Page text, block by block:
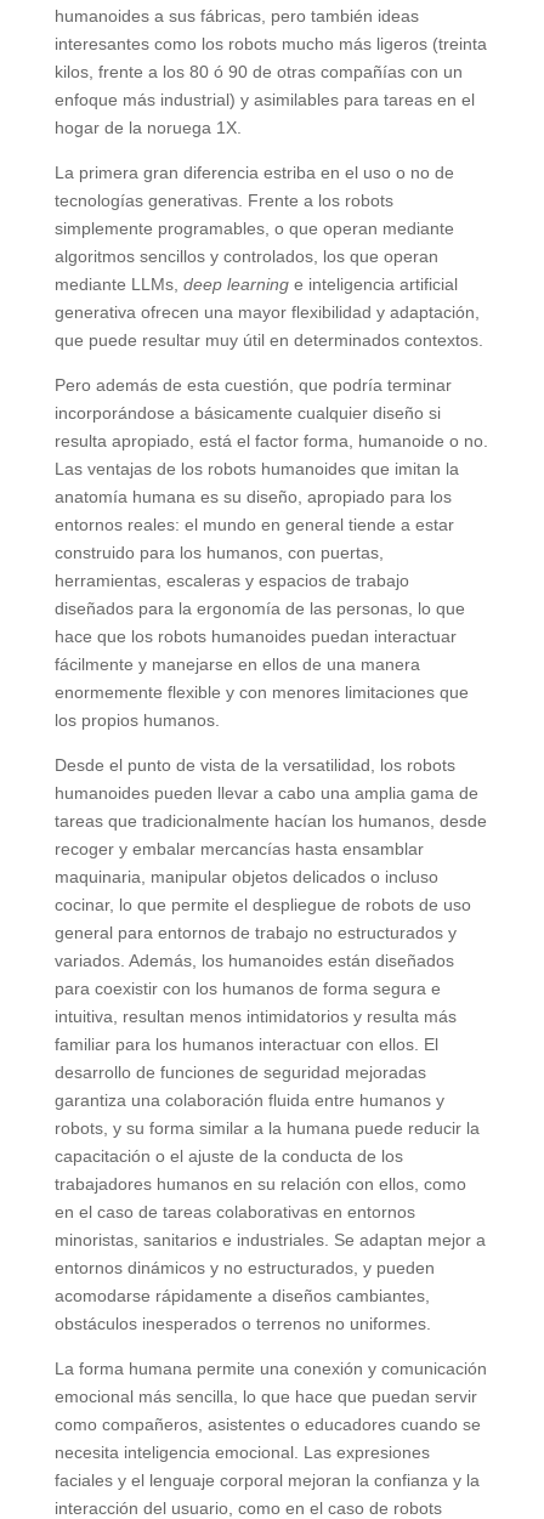
humanoides a sus fábricas, pero también ideas
interesantes como los robots mucho más ligeros (treinta
kilos, frente a los 80 ó 90 de otras compañías con un
enfoque más industrial) y asimilables para tareas en el
hogar de la noruega 1X.
La primera gran diferencia estriba en el uso o no de
tecnologías generativas. Frente a los robots
simplemente programables, o que operan mediante
algoritmos sencillos y controlados, los que operan
mediante LLMs, deep learninge inteligencia artificial
generativa ofrecen una mayor flexibilidad y adaptación,
que puede resultar muy útil en determinados contextos.
Pero además de esta cuestión, que podría terminar
incorporándose a básicamente cualquier diseño si
resulta apropiado, está el factor forma, humanoide o no.
Las ventajas de los robots humanoides que imitan la
anatomía humana es su diseño, apropiado para los
entornos reales: el mundo en general tiende a estar
construido para los humanos, con puertas,
herramientas, escaleras y espacios de trabajo
diseñados para la ergonomía de las personas, lo que
hace que los robots humanoides puedan interactuar
fácilmente y manejarse en ellos de una manera
enormemente flexible y con menores limitaciones que
los propios humanos.
Desde el punto de vista de la versatilidad, los robots
humanoides pueden llevar a cabo una amplia gama de
tareas que tradicionalmente hacían los humanos, desde
recoger y embalar mercancías hasta ensamblar
maquinaria, manipular objetos delicados o incluso
cocinar, lo que permite el despliegue de robots de uso
general para entornos de trabajo no estructurados y
variados. Además, los humanoides están diseñados
para coexistir con los humanos de forma segura e
intuitiva, resultan menos intimidatorios y resulta más
familiar para los humanos interactuar con ellos. El
desarrollo de funciones de seguridad mejoradas
garantiza una colaboración fluida entre humanos y
robots, y su forma similar a la humana puede reducir la
capacitación o el ajuste de la conducta de los
trabajadores humanos en su relación con ellos, como
en el caso de tareas colaborativas en entornos
minoristas, sanitarios e industriales. Se adaptan mejor a
entornos dinámicos y no estructurados, y pueden
acomodarse rápidamente a diseños cambiantes,
obstáculos inesperados o terrenos no uniformes.
La forma humana permite una conexión y comunicación
emocional más sencilla, lo que hace que puedan servir
como compañeros, asistentes o educadores cuando se
necesita inteligencia emocional. Las expresiones
faciales y el lenguaje corporal mejoran la confianza y la
interacción del usuario, como en el caso de robots